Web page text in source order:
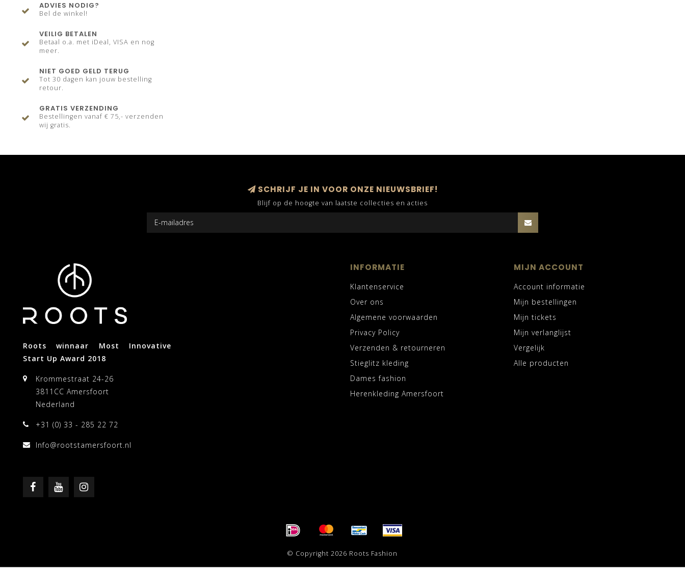
ADVIES NODIG?
Bel de winkel!
VEILIG BETALEN
Betaal o.a. met iDeal, VISA en nog
meer.
NIET GOED GELD TERUG
Tot 30 dagen kan jouw bestelling
retour.
GRATIS VERZENDING
Bestellingen vanaf € 75,- verzenden
wij gratis.
SCHRIJF JE IN VOOR ONZE NIEUWSBRIEF!
Blijf op de hoogte van laatste collecties en acties
Roots winnaar Most Innovative
Start Up Award 2018
Krommestraat 24-26
3811CC Amersfoort
Nederland
+31 (0) 33 - 285 22 72
Info@rootstamersfoort.nl
INFORMATIE
Klantenservice
Over ons
Algemene voorwaarden
Privacy Policy
Verzenden & retourneren
Stieglitz kleding
Dames fashion
Herenkleding Amersfoort
MIJN ACCOUNT
Account informatie
Mijn bestellingen
Mijn tickets
Mijn verlanglijst
Vergelijk
Alle producten
© Copyright 2026 Roots Fashion